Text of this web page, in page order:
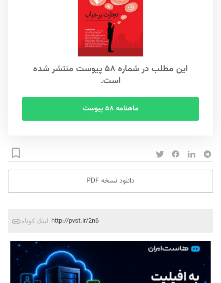
این مطلب در شماره ۵۸ پیوست منتشر شده
است.
ماهنامه ۵۸ پیوست
دانلود نسخه PDF
لینک کوتاه http://pvst.ir/2n6